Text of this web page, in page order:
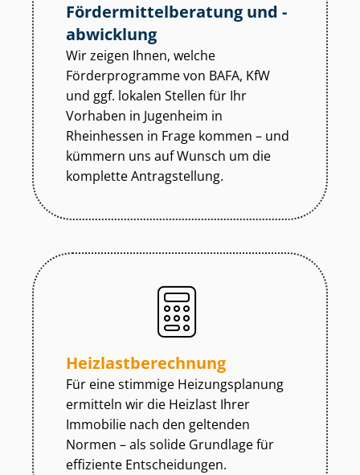
För­der­mit­tel­be­ra­tung und -
abwicklung
Wir zeigen Ihnen, welche
Förderprogramme von BAFA, KfW
und ggf. lokalen Stellen für Ihr
Vorhaben in Jugenheim in
Rheinhessen in Frage kommen – und
kümmern uns auf Wunsch um die
komplette Antragstellung.
Heiz­last­be­rech­nung
Für eine stimmige Heizungsplanung
ermitteln wir die Heizlast Ihrer
Immobilie nach den geltenden
Normen – als solide Grundlage für
effiziente Entscheidungen.